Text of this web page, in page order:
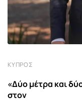
ΚΎΠΡΟΣ
«Δύο μέτρα και
στον